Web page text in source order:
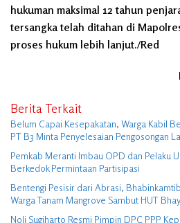
hukuman maksimal 12 tahun
tersangka telah ditahan di
proses hukum lebih lanjut./Red
Berita Terkait
Belum Capai Kesepakatan, Warga Kabil
PT B3 Minta Penyelesaian Pengosongan
Pemkab Meranti Imbau OPD dan Pelaku
Berkedok Permintaan Partisipasi
Bentengi Pesisir dari Abrasi,
Warga Tanam Mangrove Sambut HUT
Noli Sugiharto Resmi Pimpin DPC PPP